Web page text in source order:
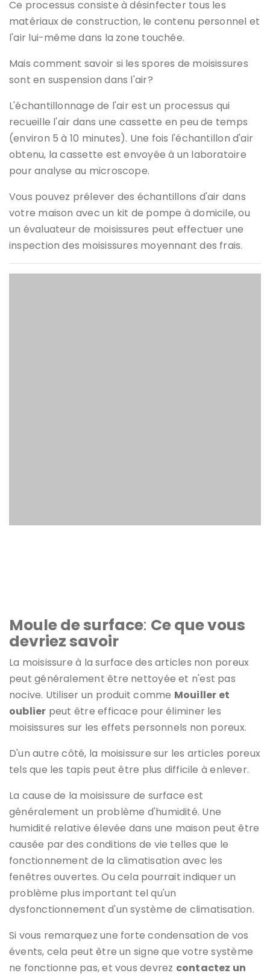
Ce processus consiste à désinfecter tous les
matériaux de construction, le contenu personnel et
l'air lui-même dans la zone touchée.
Mais comment savoir si les spores de moisissures
sont en suspension dans l'air?
L'échantillonnage de l'air est un processus qui
recueille l'air dans une cassette en peu de temps
(environ 5 à 10 minutes). Une fois l'échantillon d'air
obtenu, la cassette est envoyée à un laboratoire
pour analyse au microscope.
Vous pouvez prélever des échantillons d'air dans
votre maison avec un kit de pompe à domicile, ou
un évaluateur de moisissures peut effectuer une
inspection des moisissures moyennant des frais.
Moule de surface: Ce que vous
devriez savoir
La moisissure à la surface des articles non poreux
peut généralement être nettoyée et n'est pas
nocive. Utiliser un produit comme Mouiller et
oublier peut être efficace pour éliminer les
moisissures sur les effets personnels non poreux.
D'un autre côté, la moisissure sur les articles poreux
tels que les tapis peut être plus difficile à enlever.
La cause de la moisissure de surface est
généralement un problème d'humidité. Une
humidité relative élevée dans une maison peut être
causée par des conditions de vie telles que le
fonctionnement de la climatisation avec les
fenêtres ouvertes. Ou cela pourrait indiquer un
problème plus important tel qu'un
dysfonctionnement d'un système de climatisation.
Si vous remarquez une forte condensation de vos
évents, cela peut être un signe que votre système
ne fonctionne pas, et vous devrez contactez un